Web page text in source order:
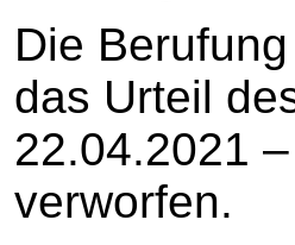
Die
das Urteil
22.04.2021
verworfen.